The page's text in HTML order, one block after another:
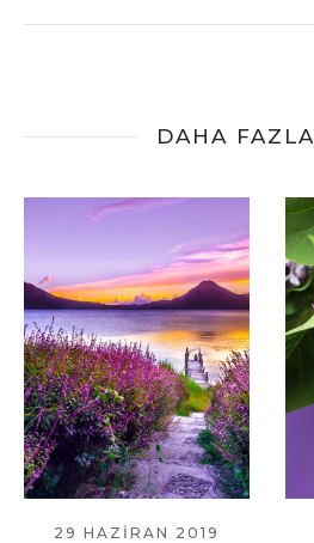
DAHA
29 HAZIRAN 2019